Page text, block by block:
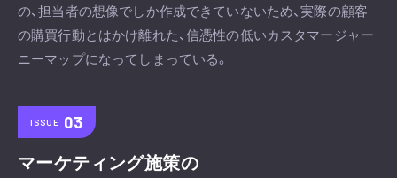
の、担当者の想像でしか作成できていないため、実際の顧客
の購買行動とはかけ離れた、信憑性の低いカスタマージャー
ニーマップになってしまっている。
ISSUE
マーケティング施策の